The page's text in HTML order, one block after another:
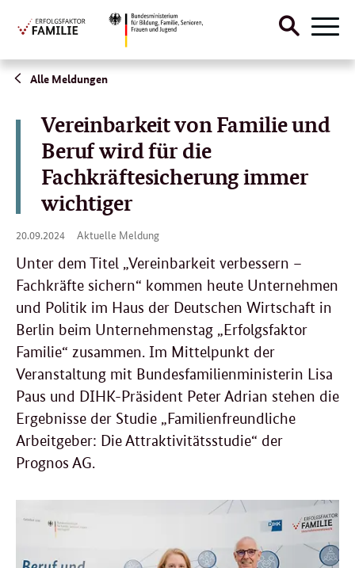
Direktlink:
Suche
Alle Meldungen
Vereinbarkeit von Familie und
Beruf wird für die
Fachkräftesicherung immer
wichtiger
20.09.2024 20.
2024
Aktuelle Meldung
Unter dem Titel „Vereinbarkeit verbessern –
Fachkräfte sichern“ kommen heute Unternehmen
und Politik im Haus der Deutschen Wirtschaft in
Berlin beim Unternehmenstag „Erfolgsfaktor
Familie“ zusammen. Im Mittelpunkt der
Veranstaltung mit Bundesfamilienministerin Lisa
Paus und DIHK-Präsident Peter Adrian stehen die
Ergebnisse der Studie „Familienfreundliche
Arbeitgeber: Die Attraktivitätsstudie“ der
Prognos AG.